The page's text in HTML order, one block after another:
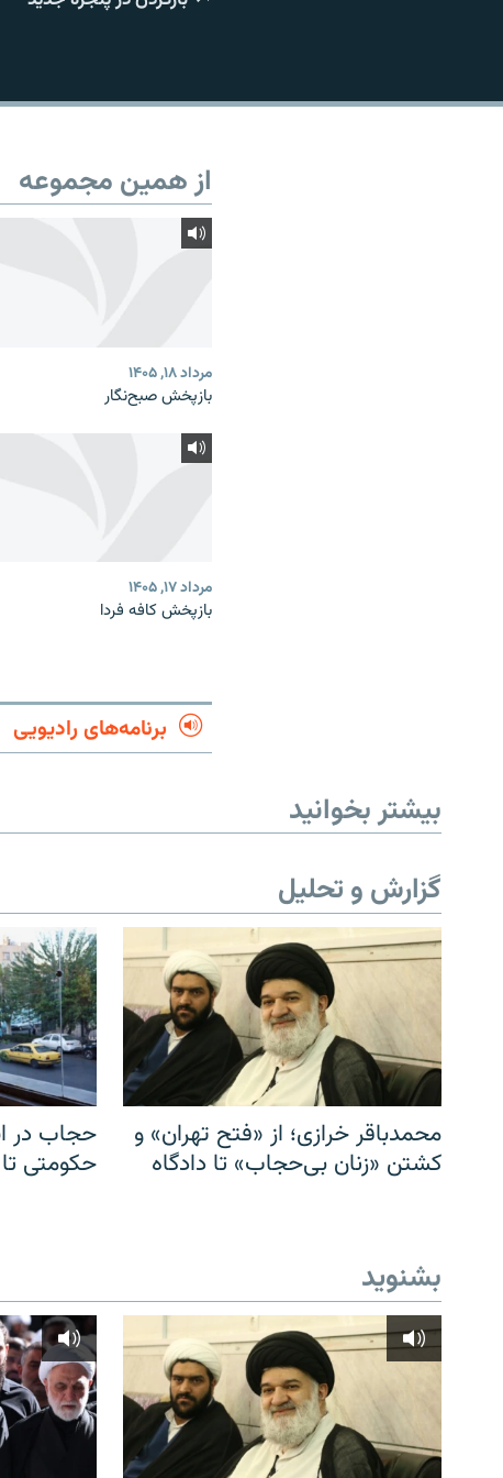
از همین مجموعه
مرداد ۱۸, ۱۴۰۵
بازپخش صبح‌نگار
مرداد ۱۷, ۱۴۰۵
بازپخش کافه فردا
برنامه‌های رادیویی
بیشتر بخوانید
گزارش و تحلیل
محمدباقر خرازی؛ از «فتح تهران» و
کشتن «زنان بی‌حجاب» تا دادگاه
حجاب در
حکومتی
بشنوید